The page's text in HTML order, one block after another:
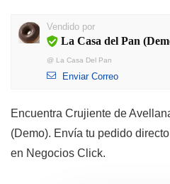
Vendido por
La Casa del Pan
@ La Casa Del Pan
Enviar Correo
Encuentra Crujiente de
(Demo). Envía tu pedido
en Negocios Click.